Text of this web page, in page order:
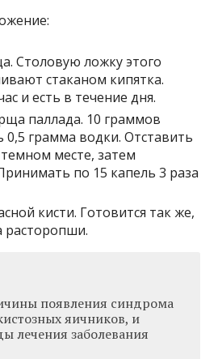
Столовую ложку этого
стаканом кипятка.
и есть в течение дня.
паллада. 10 граммов
0,5 грамма водки. Отставить
месте, затем
по 15 капель 3 раза
кисти. Готовится так же,
расторопши.